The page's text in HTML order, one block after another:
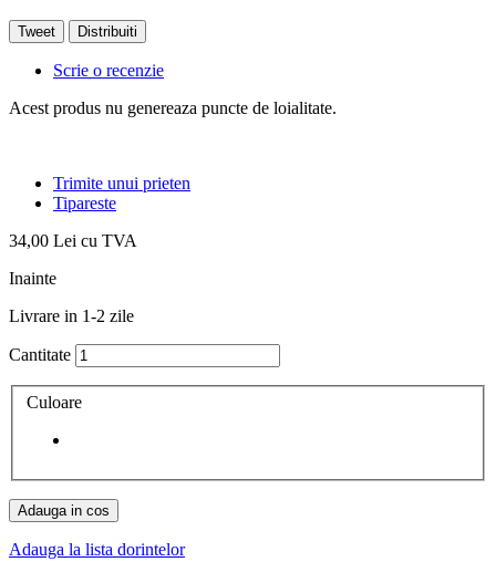
Tweet Distribuiti
Scrie o recenzie
Acest produs nu genereaza puncte de loialitate.
Trimite unui prieten
Tipareste
34,00 Lei cu TVA
Inainte
Livrare in 1-2 zile
Cantitate
Culoare
Adauga in cos
Adauga la lista dorintelor